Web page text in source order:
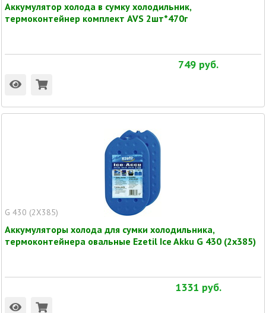
Аккумулятор холода в сумку холодильник,
термоконтейнер комплект AVS 2шт*470г
749 руб.
G 430 (2X385)
Аккумуляторы холода для сумки холодильника,
термоконтейнера овальные Ezetil Ice Akku G 430 (2x385)
1331 руб.